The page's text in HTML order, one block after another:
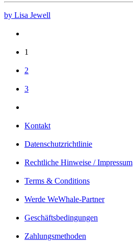
by Lisa Jewell
1
2
3
Kontakt
Datenschutzrichtlinie
Rechtliche Hinweise / Impressum
Terms & Conditions
Werde WeWhale-Partner
Geschäftsbedingungen
Zahlungsmethoden